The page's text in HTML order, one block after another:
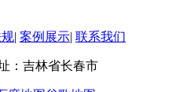
| 案例展示| 联系我们
：吉林省长春市